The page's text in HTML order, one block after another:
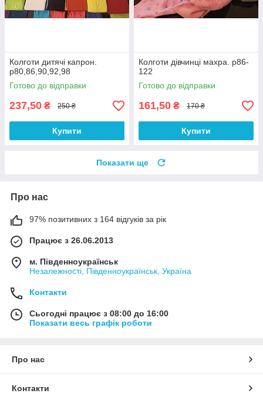
Колготи дитячі капрон.
р80,86,90,92,98
Готово до відправки
237,50 ₴ 250 ₴
Купити
Колготи дівчинці махра. р86-
122
Готово до відправки
161,50 ₴ 170 ₴
Купити
Показати ще
Про нас
97% позитивних з 164 відгуків за рік
Працює з 26.06.2013
м. Південноукраїнськ
Незалежності, Південноукраїнськ, Україна
Контакти
Сьогодні працює з 08:00 до 16:00
Показати весь графік роботи
Про нас
Контакти